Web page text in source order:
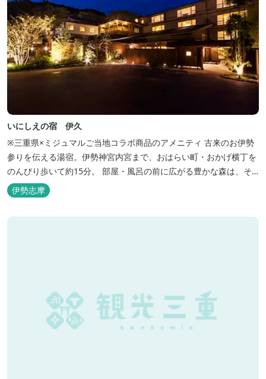
いにしえの宿 伊久
※三重県×ミジュマルご当地コラボ商品のアメニティ 古来のお伊勢
参りを伝える湯宿。伊勢神宮内宮まで、おはらい町・おかげ横丁を
のんびり歩いて約15分。 部屋・風呂の前に広がる豊かな森は、そ
のまま内宮の森へと連なっています。 お伊勢さんとつながってい
る・・そんな気持ちになる宿です。 館内には2つの大浴場と趣の異
なる３つの貸切露天風呂を楽しめます。
伊勢志摩